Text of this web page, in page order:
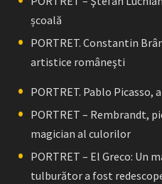
școală
PORTRET. Constantin
artistice româneşti
PORTRET. Pablo
PORTRET – Rembrandt,
magician al culorilor
PORTRET – El Greco: Un
tulburător a fost